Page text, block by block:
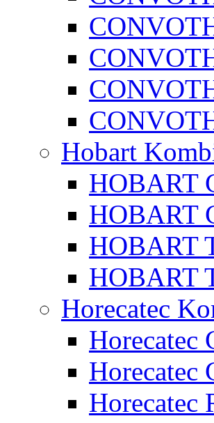
Hobart
HOBART
HOBART
HOBART
HOBART
Horecatec
Horecatec
Horecatec
Horecatec